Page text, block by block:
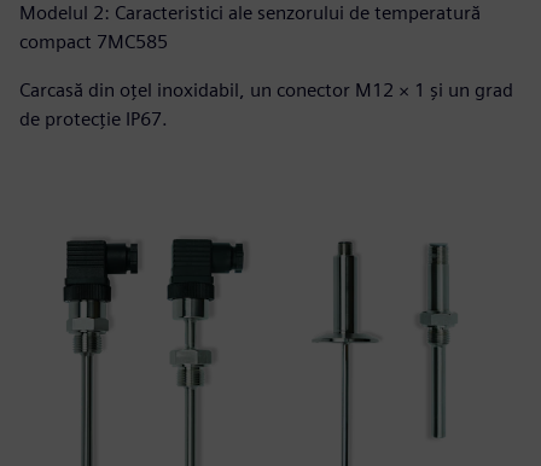
Modelul 2: Caracteristici ale senzorului de temperatură
compact 7MC585
Carcasă din oțel inoxidabil, un conector M12 × 1 și un grad
de protecție IP67.